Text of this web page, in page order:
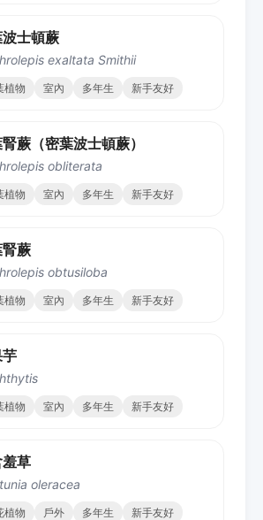
士頓蕨
exaltata Smithii
植物 室內 多年生 新手友好
蕨（密葉波士頓蕨）
obliterata
植物 室內 多年生 新手友好
蕨
obtusiloba
植物 室內 多年生 新手友好
植物 室內 多年生 新手友好
草
oleracea
植物 戶外 多年生 新手友好